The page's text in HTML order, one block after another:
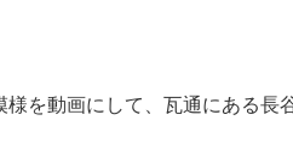
を動画にして、瓦通にある長